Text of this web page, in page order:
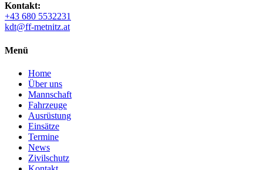
Kontakt:
+43 680 5532231
kdt@ff-metnitz.at
Menü
Home
Über uns
Mannschaft
Fahrzeuge
Ausrüstung
Einsätze
Termine
News
Zivilschutz